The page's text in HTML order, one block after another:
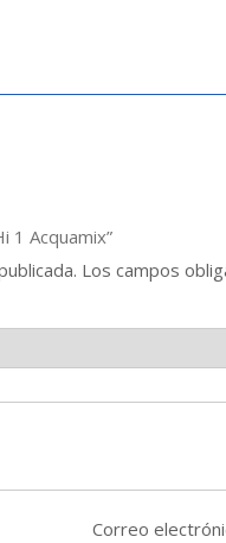
1 Acquamix”
Los campos
Correo